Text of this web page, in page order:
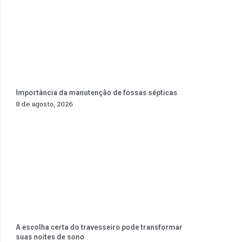
Importância da manutenção de fossas sépticas
8 de agosto, 2026
A escolha certa do travesseiro pode transformar
suas noites de sono